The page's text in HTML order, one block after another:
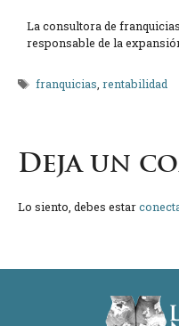
La consultora de
responsable de la
Etiquetas
franquicias,rentabilidad
Deja un
Lo siento, debes estar